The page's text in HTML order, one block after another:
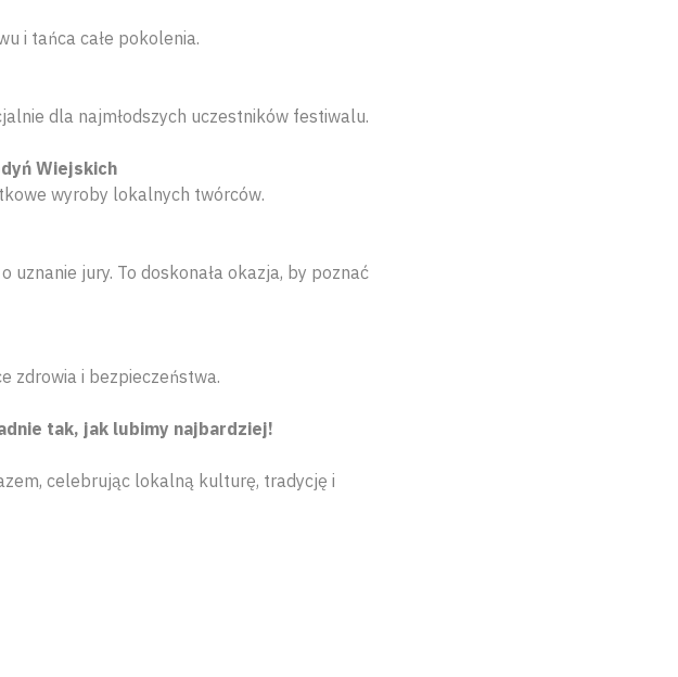
i tańca całe pokolenia.
dla najmłodszych uczestników festiwalu.
Wiejskich
wyroby lokalnych twórców.
jury. To doskonała okazja, by poznać
zdrowia i bezpieczeństwa.
tak, jak lubimy najbardziej!
celebrując lokalną kulturę, tradycję i